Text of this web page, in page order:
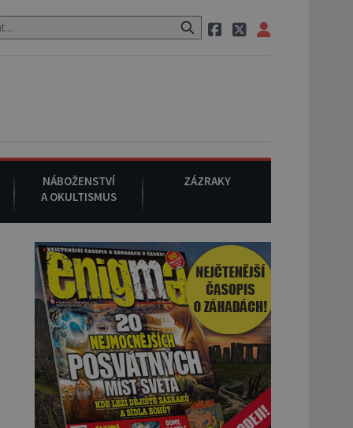
pak si na ulici zavolá taxi, nasedne do něj a už ho nikdy
NÁBOŽENSTVÍ
A OKULTISMUS
ZÁZRAKY